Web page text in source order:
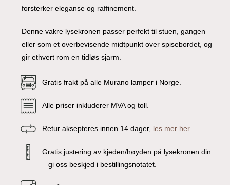
forsterker eleganse og raffinement.
Denne vakre lysekronen passer perfekt til stuen, gangen
eller som et overbevisende midtpunkt over spisebordet, og
gir ethvert rom en tidløs sjarm.
Gratis frakt på alle Murano lamper i Norge.
Alle priser inkluderer MVA og toll.
Retur aksepteres innen 14 dager, les mer her.
Gratis justering av kjeden/høyden på lysekronen din
– gi oss beskjed i bestillingsnotatet.